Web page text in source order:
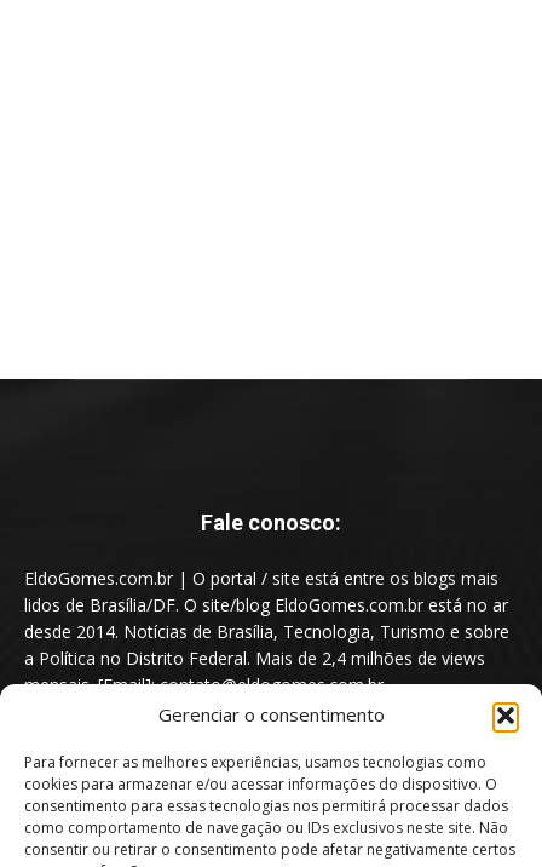
Gerenciar o consentimento
Para fornecer as melhores experiências, usamos tecnologias como
cookies para armazenar e/ou acessar informações do dispositivo. O
consentimento para essas tecnologias nos permitirá processar dados
como comportamento de navegação ou IDs exclusivos neste site. Não
consentir ou retirar o consentimento pode afetar negativamente certos
Fale conosco:
EldoGomes.com.br | O portal / site está entre os blogs mais
lidos de Brasília/DF. O site/blog EldoGomes.com.br está no ar
desde 2014. Notícias de Brasília, Tecnologia, Turismo e sobre
a Política no Distrito Federal. Mais de 2,4 milhões de views
mensais. [Email]: contato@eldogomes.com.br